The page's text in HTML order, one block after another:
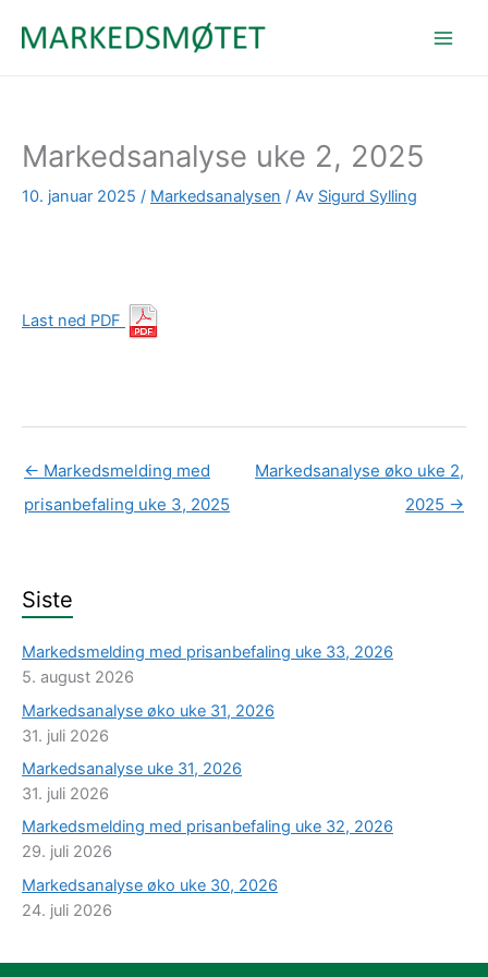
Markedsanalyse uke 2, 2025
10. januar 2025 / Markedsanalysen / Av Sigurd Sylling
Last ned PDF
← Markedsmelding med
prisanbefaling uke 3, 2025
Markedsanalyse øko uke 2,
2025 →
Siste
Markedsmelding med prisanbefaling uke 33, 2026
5. august 2026
Markedsanalyse øko uke 31, 2026
31. juli 2026
Markedsanalyse uke 31, 2026
31. juli 2026
Markedsmelding med prisanbefaling uke 32, 2026
29. juli 2026
Markedsanalyse øko uke 30, 2026
24. juli 2026